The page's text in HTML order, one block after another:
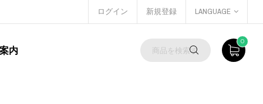
ログイン 新規登録 LANGUAGE
内
0